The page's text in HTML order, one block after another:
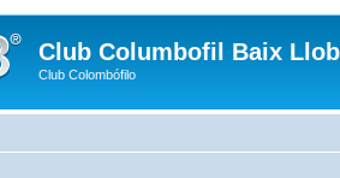
Club Columbofil Baix
Club Colombófilo